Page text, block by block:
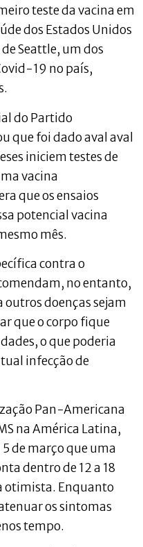
teste da vacina em
dos Estados Unidos
Seattle, um dos
19 no país,
do Partido
que foi dado aval aval
iniciem testes de
vacina
que os ensaios
potencial vacina
mês.
contra o
no entanto,
outros doenças sejam
que o corpo fique
o que poderia
infecção de
Pan-Americana
na América Latina,
de março que uma
dentro de 12 a 18
otimista. Enquanto
os sintomas
tempo.